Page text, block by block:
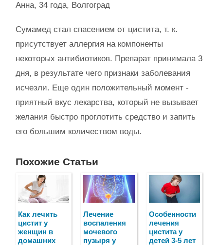
Анна, 34 года, Волгоград
Сумамед стал спасением от цистита, т. к.
присутствует аллергия на компоненты
некоторых антибиотиков. Препарат принимала 3
дня, в результате чего признаки заболевания
исчезли. Еще один положительный момент -
приятный вкус лекарства, который не вызывает
желания быстро проглотить средство и запить
его большим количеством воды.
Похожие Статьи
Как лечить
цистит у
женщин в
домашних
Лечение
воспаления
мочевого
пузыря у
Особенности
лечения
цистита у
детей 3-5 лет